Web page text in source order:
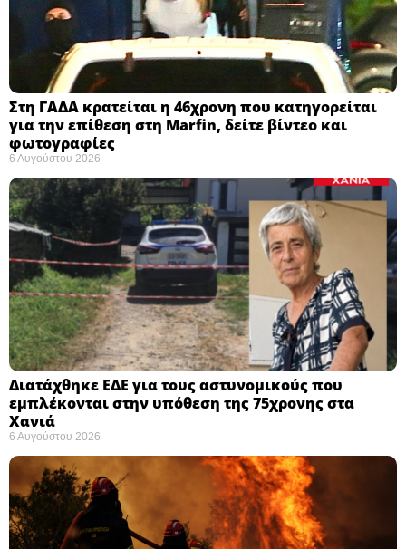
Στη ΓΑΔΑ κρατείται η 46χρονη που κατηγορείται
για την επίθεση στη Marfin, δείτε βίντεο και
φωτογραφίες
6 Αυγούστου 2026
Διατάχθηκε ΕΔΕ για τους αστυνομικούς που
εμπλέκονται στην υπόθεση της 75χρονης στα
Χανιά
6 Αυγούστου 2026